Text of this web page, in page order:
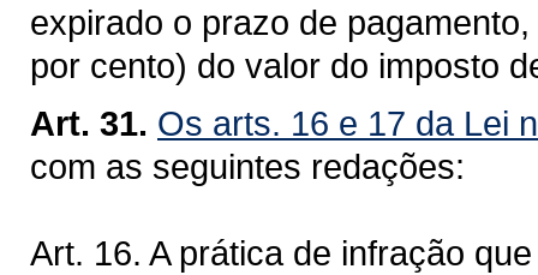
expirado o prazo de
por cento) do valor do imposto
Art. 31. Os arts. 16 e 17 da Lei
com as seguintes redações:
Art. 16. A prática de infração